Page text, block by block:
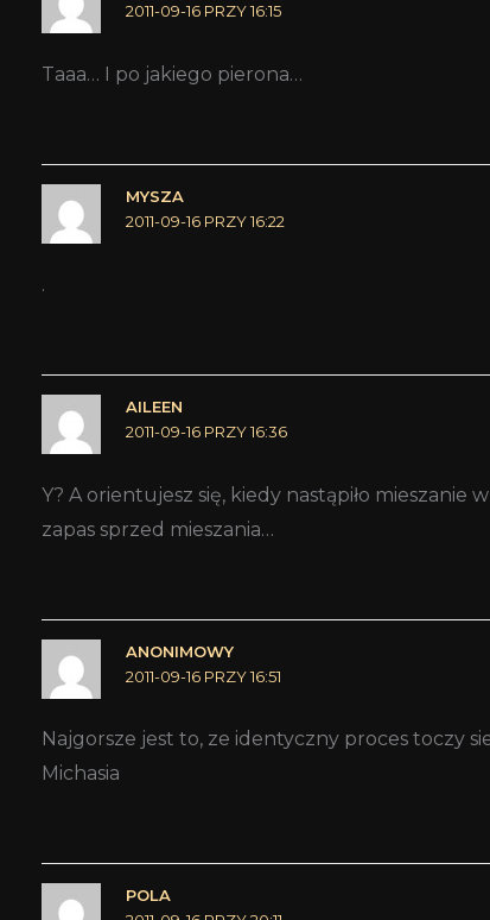
2011-09-16 PRZY 16:15
Taaa… I po jakiego pierona…
MYSZA
2011-09-16 PRZY 16:22
.
AILEEN
2011-09-16 PRZY 16:36
Y? A orientujesz się, kiedy nastąpiło mieszanie
zapas sprzed mieszania…
ANONIMOWY
2011-09-16 PRZY 16:51
Najgorsze jest to, ze identyczny proces toczy
Michasia
POLA